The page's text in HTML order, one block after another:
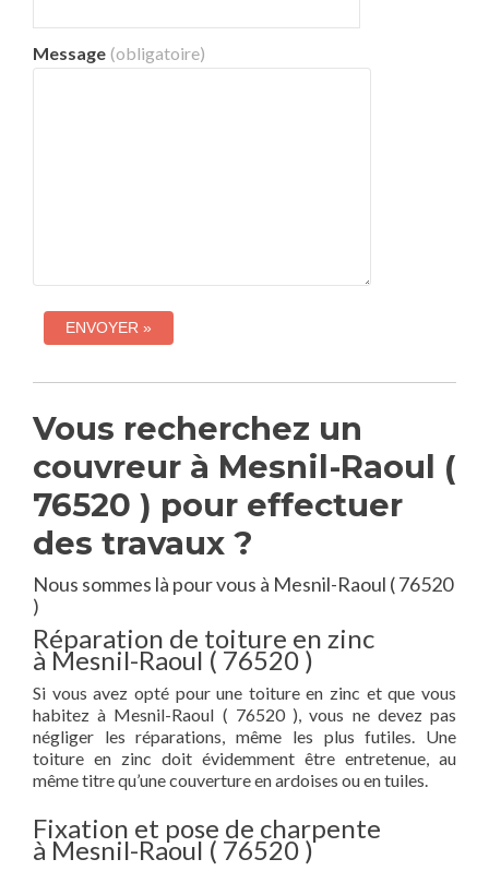
Message (obligatoire)
Vous recherchez un
couvreur à Mesnil-Raoul (
76520 ) pour effectuer
des travaux ?
Nous sommes là pour vous à Mesnil-Raoul ( 76520
)
Réparation de toiture en zinc
à Mesnil-Raoul ( 76520 )
Si vous avez opté pour une toiture en zinc et que vous
habitez à Mesnil-Raoul ( 76520 ), vous ne devez pas
négliger les réparations, même les plus futiles. Une
toiture en zinc doit évidemment être entretenue, au
même titre qu’une couverture en ardoises ou en tuiles.
Fixation et pose de charpente
à Mesnil-Raoul ( 76520 )